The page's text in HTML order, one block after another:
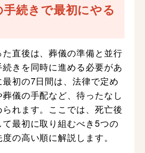
続きで最初にやる
た直後は、葬儀の準備と並行
続きを同時に進める必要があ
最初の7日間は、法律で定め
儀の手配など、待ったなし
れます。ここでは、死亡後
最初に取り組むべき5つの
の高い順に解説します。